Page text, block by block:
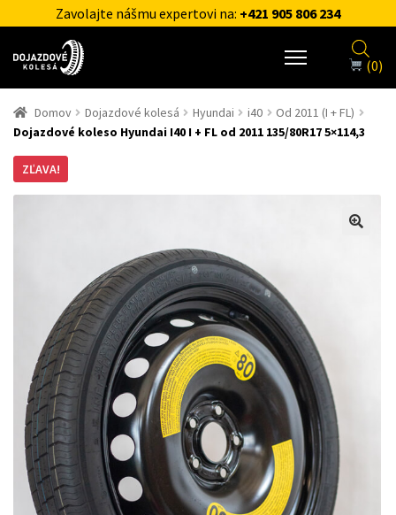
Zavolajte nášmu expertovi na: +421 905 806 234
(0)
Domov Dojazdové kolesá Hyundai i40
Od 2011 (I + FL)
Dojazdové koleso Hyundai I40 I + FL od 2011 135/80R17 5×114,3
ZĽAVA!